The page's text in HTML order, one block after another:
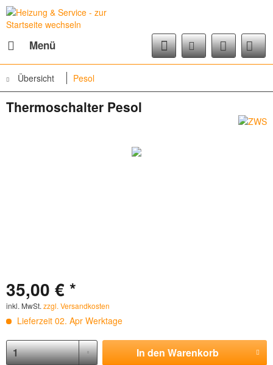
Menü
Übersicht Pesol
Thermoschalter Pesol
35,00 € *
inkl. MwSt. zzgl. Versandkosten
Lieferzeit 02. Apr Werktage
In denWarenkorb